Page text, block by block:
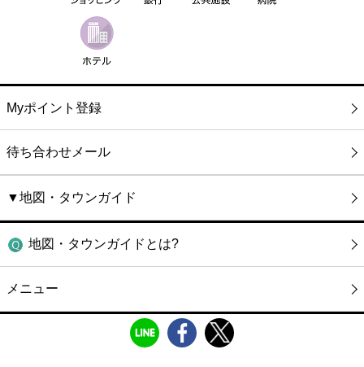
Myポイント登録
待ち合わせメール
▼地図・タウンガイド
地図・タウンガイドとは?
メニュー